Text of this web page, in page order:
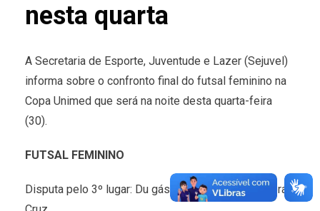
nesta quarta
A Secretaria de Esporte, Juventude e Lazer (Sejuvel)
informa sobre o confronto final do futsal feminino na
Copa Unimed que será na noite desta quarta-feira
(30).
FUTSAL FEMININO
Disputa pelo 3º lugar: Du gás e água x Premisa/Vera